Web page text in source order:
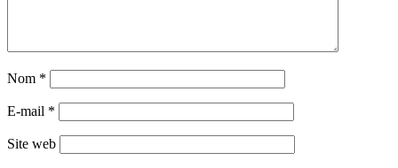
Nom *
E-mail *
Site web